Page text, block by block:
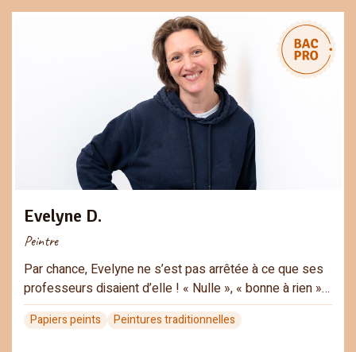
Evelyne D.
Peintre
Par chance, Evelyne ne s’est pas arrêtée à ce que ses
professeurs disaient d’elle ! « Nulle », « bonne à rien »…
Papiers peints Peintures traditionnelles